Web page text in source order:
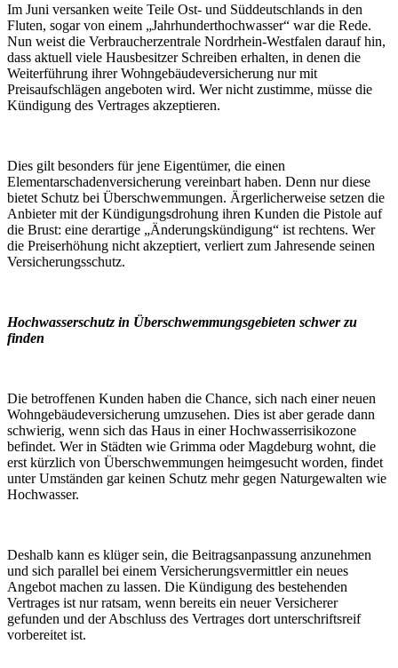
Im Juni versanken weite Teile Ost- und Süddeutschlands in den
Fluten, sogar von einem „Jahrhunderthochwasser“ war die Rede.
Nun weist die Verbraucherzentrale Nordrhein-Westfalen darauf hin,
dass aktuell viele Hausbesitzer Schreiben erhalten, in denen die
Weiterführung ihrer Wohngebäudeversicherung nur mit
Preisaufschlägen angeboten wird. Wer nicht zustimme, müsse die
Kündigung des Vertrages akzeptieren.
Dies gilt besonders für jene Eigentümer, die einen
Elementarschadenversicherung vereinbart haben. Denn nur diese
bietet Schutz bei Überschwemmungen. Ärgerlicherweise setzen die
Anbieter mit der Kündigungsdrohung ihren Kunden die Pistole auf
die Brust: eine derartige „Änderungskündigung“ ist rechtens. Wer
die Preiserhöhung nicht akzeptiert, verliert zum Jahresende seinen
Versicherungsschutz.
Hochwasserschutz in Überschwemmungsgebieten schwer zu
finden
Die betroffenen Kunden haben die Chance, sich nach einer neuen
Wohngebäudeversicherung umzusehen. Dies ist aber gerade dann
schwierig, wenn sich das Haus in einer Hochwasserrisikozone
befindet. Wer in Städten wie Grimma oder Magdeburg wohnt, die
erst kürzlich von Überschwemmungen heimgesucht worden, findet
unter Umständen gar keinen Schutz mehr gegen Naturgewalten wie
Hochwasser.
Deshalb kann es klüger sein, die Beitragsanpassung anzunehmen
und sich parallel bei einem Versicherungsvermittler ein neues
Angebot machen zu lassen. Die Kündigung des bestehenden
Vertrages ist nur ratsam, wenn bereits ein neuer Versicherer
gefunden und der Abschluss des Vertrages dort unterschriftsreif
vorbereitet ist.